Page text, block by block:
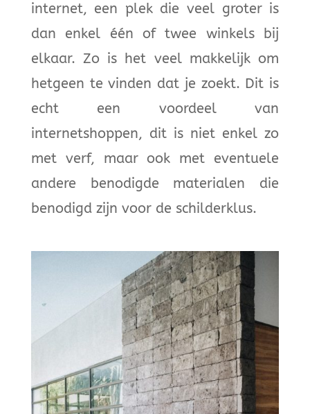
internet, een plek die veel groter is
dan enkel één of twee winkels bij
elkaar. Zo is het veel makkelijk om
hetgeen te vinden dat je zoekt. Dit is
echt een voordeel van
internetshoppen, dit is niet enkel zo
met verf, maar ook met eventuele
andere benodigde materialen die
benodigd zijn voor de schilderklus.